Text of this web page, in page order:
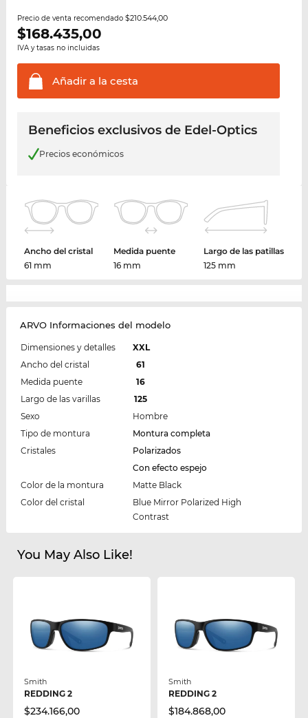
Precio de venta recomendado $210.544,00
$168.435,00
IVA y tasas no incluidas
Añadir a la cesta
Beneficios exclusivos de Edel-Optics
Precios económicos
Ancho del cristal
61 mm
Medida puente
16 mm
Largo de las patillas
125 mm
ARVO Informaciones del modelo
Dimensiones y detalles
XXL
Ancho del cristal
61
Medida puente
16
Largo de las varillas
125
Sexo
Hombre
Tipo de montura
Montura completa
Cristales
Polarizados
Con efecto espejo
Color de la montura
Matte Black
Color del cristal
Blue Mirror Polarized High
Contrast
You May Also Like!
Smith
REDDING 2
$234.166,00
Smith
REDDING 2
$184.868,00